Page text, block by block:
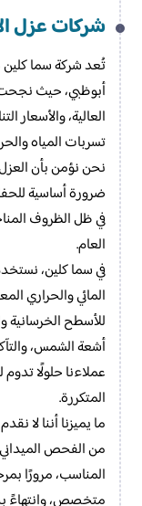
شركات عزل
تُعد شركة سما كلين
أبوظبي، حيث نجحت
العالية، والأسعار
تسربات المياه
نحن نؤمن بأن
ضرورة أساسية
في ظل الظروف
العام.
في سما كلين،
المائي والحراري
للأسطح الخرسانية
أشعة الشمس،
عملاءنا حلولًا
المتكررة.
ما يميزنا أننا لا
من الفحص
المناسب، مرورًا
متخصص، وانتهاءً